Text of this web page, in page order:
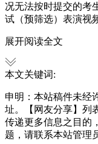
况无法按时提交的考
试（预筛选）表演视
展开阅读全文
本文关键词:
申明：本站稿件未经
址。【网友分享】列
传递更多信息之目的
题，请联系本站管理